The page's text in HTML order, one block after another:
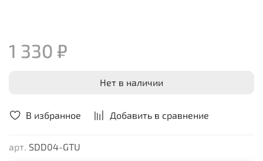
В избранное Добавить в сравнение
арт. SDD04-GTU
1 330 ₽
Нет в наличии